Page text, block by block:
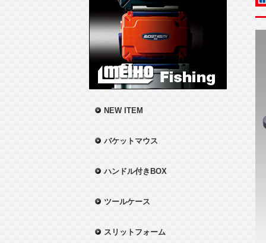
NEW ITEM
バケットマウス
ハンドル付きBOX
ツールケース
スリットフォーム